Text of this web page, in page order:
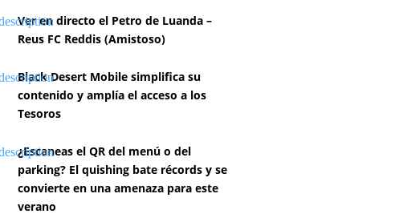
Ver en directo el Petro de Luanda –
Reus FC Reddis (Amistoso)
Black Desert Mobile simplifica su
contenido y amplía el acceso a los
Tesoros
¿Escaneas el QR del menú o del
parking? El quishing bate récords y se
convierte en una amenaza para este
verano